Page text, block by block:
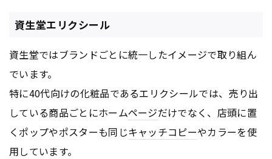
資生堂エリクシール
資生堂ではブランドごとに統一したイメージで取り組ん
でいます。
特に40代向けの化粧品であるエリクシールでは、売り出
している商品ごとにホームページだけでなく、店頭に置
くポップやポスターも同じキャッチコピーやカラーを使
用しています。